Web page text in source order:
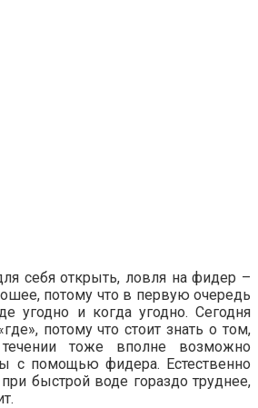
себя открыть, ловля на фидер –
потому что в первую очередь
угодно и когда угодно. Сегодня
потому что стоит знать о том,
тоже вполне возможно
с помощью фидера. Естественно
быстрой воде гораздо труднее,